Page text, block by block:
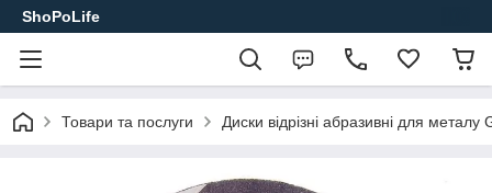
ShoPoLife
Товари та послуги Диски відрізні абразивні для металу